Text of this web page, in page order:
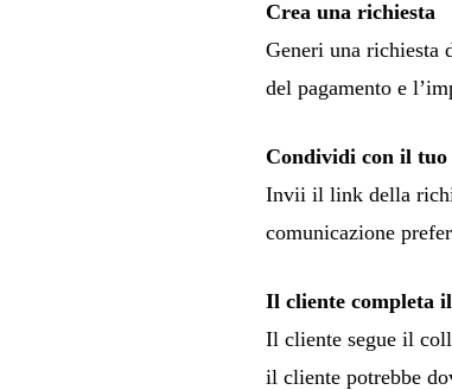
Crea una richiesta
Generi una richiesta
del pagamento e
Condividi con il tuo
Invii il link della
comunicazione
Il cliente completa
Il cliente segue il
il cliente potrebbe